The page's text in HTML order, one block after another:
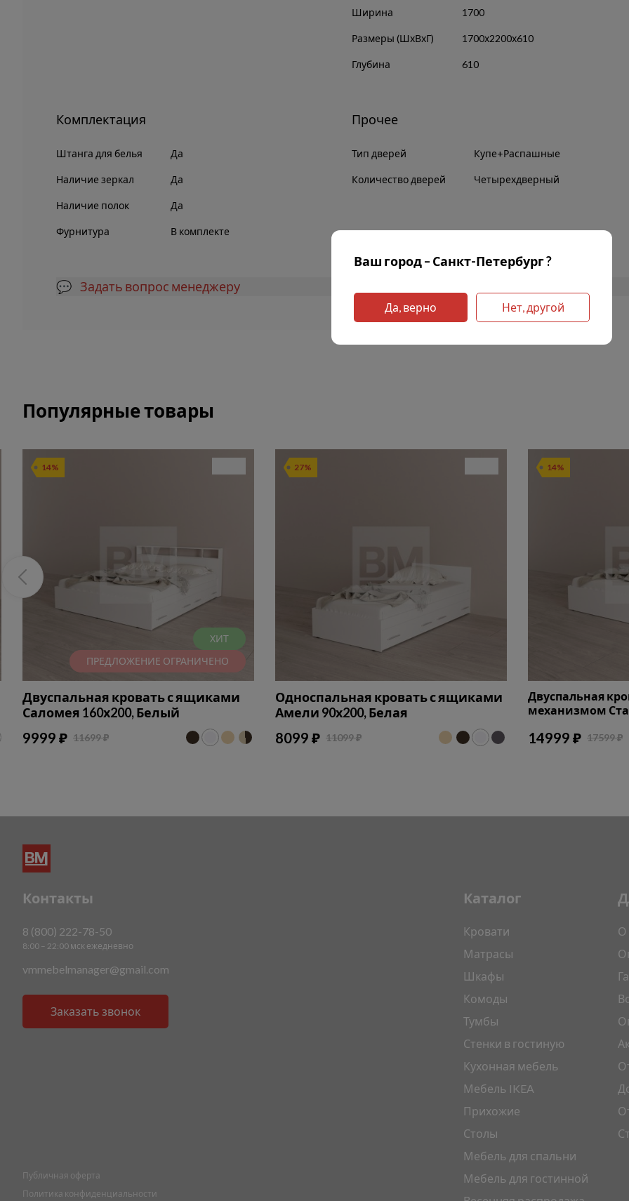
Ширина 1700
Размеры (ШхВхГ) 1700х2200х610
Глубина 610
Комплектация
Штанга для белья Да
Наличие зеркал Да
Наличие полок Да
Фурнитура В комплекте
Прочее
Тип дверей Купе+Распашные
Количество дверей Четырехдверный
💬 Задать вопрос менеджеру
Популярные товары
14%
ХИТ
ПРЕДЛОЖЕНИЕ ОГРАНИЧЕНО
Двуспальная кровать с ящиками
Саломея 160х200, Белый
9999 ₽ 11699 ₽
27%
Односпальная кровать с ящиками
Амели 90х200, Белая
8099 ₽ 11099 ₽
14%
Двуспальная
механизмом
14999 ₽ 17599 ₽
Ваш город – Санкт-Петербург ?
Да, верно Нет, другой
Контакты
8 (800) 222-78-50
8:00 – 22:00 мск ежедневно
vmmebelmanager@gmail.com
Заказать звонок
Публичная оферта
Политика конфиденциальности
Каталог
Кровати
Матрасы
Шкафы
Комоды
Тумбы
Стенки в гостиную
Кухонная мебель
Мебель IKEA
Прихожие
Столы
Мебель для спальни
Мебель для гостинной
О